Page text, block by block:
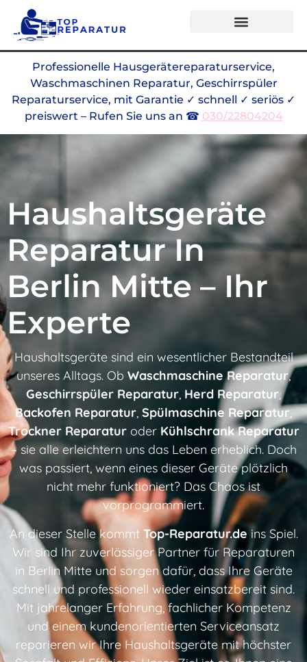
Professionelle Hausgerätereparaturservice,
Waschmaschinen Reparatur, Geschirrspüler
Reparaturservice, mit Garantie ✓ schnell ✓ seriös ✓
preiswert – Rufen Sie uns an ☎ 030/22804204
Haushaltsgeräte
Reparatur In
Berlin Mitte – Ihr
Experte
Haushaltsgeräte sind ein wesentlicher Bestandteil
unseres Alltags. Ob Waschmaschine Reparatur,
Geschirrspüler Reparatur, Herd Reparatur,
Backofen Reparatur, Spülmaschine Reparatur,
Trockner Reparaturoder Kühlschrank Reparatur
– sie alle erleichtern uns das Leben erheblich. Doch
was passiert, wenn eines dieser Geräte plötzlich
nicht mehr funktioniert? Das Chaos ist
vorprogrammiert.
An dieser Stelle kommt Top-Reparatur.deins Spiel.
Wir sind Ihr zuverlässiger Partner für Reparaturen
in Berlin Mitte und sorgen dafür, dass Ihre Geräte
schnell und professionell wieder einsatzbereit sind.
Mit jahrelanger Erfahrung, fachlicher Kompetenz
und einem kundenorientierten Serviceansatz
reparieren wir Ihre Haushaltsgeräte mit höchster